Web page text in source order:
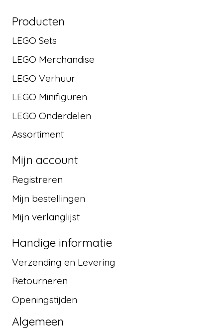
Producten
LEGO Sets
LEGO Merchandise
LEGO Verhuur
LEGO Minifiguren
LEGO Onderdelen
Assortiment
Mijn account
Registreren
Mijn bestellingen
Mijn verlanglijst
Handige informatie
Verzending en Levering
Retourneren
Openingstijden
Algemeen